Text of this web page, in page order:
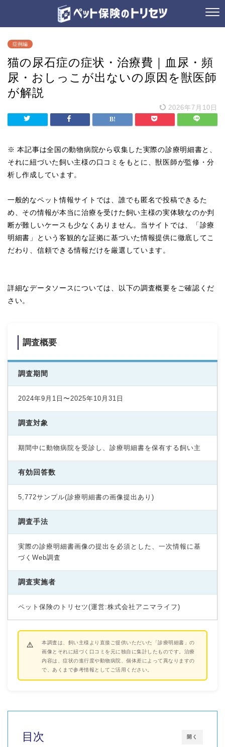
症例編
猫の尿石症の症状・治療費｜血尿・頻
尿・おしっこが出ないの原因を獣医師
が解説
2026年7月10日
※ 本記事は全国の動物病院から収集した実際の診療明細書と、
それに紐づいた飼い主様の口コミをもとに、獣医師が監修・分
析し作成しています。
一般的なペット情報サイトでは、誰でも匿名で投稿できるた
め、その情報が本当に治療を受けた飼い主様の実体験なのか判
断が難しいケースも少なくありません。当サイトでは、「診療
明細書」という客観的な証拠に基づいた情報提供に徹底してこ
だわり、信頼できる情報だけを厳選しています。
詳細なデータソースについては、以下の調査概要をご確認くだ
さい。
調査概要
調査期間
2024年9月1日〜2025年10月31日
調査対象
期間中に動物病院を受診し、診療明細書を保有する飼い主
有効回答数
5,772サンプル(診療明細書の画像提出あり)
調査手法
実際の診療明細書画像の提出を必須とした、一次情報に基
づくWeb調査
調査実施者
ペット保険のトリセツ(運営:株式会社アニマライフ)
本調査は、飼い主様より直接ご提供いただいた「診療明細書」の
画像とそれに紐づく口コミを元に独自に集計したものです。治療
内容は、症状の進行度や動物病院、個体差によって異なりますの
で、あくまで参考情報としてご活用ください。
開く
目次